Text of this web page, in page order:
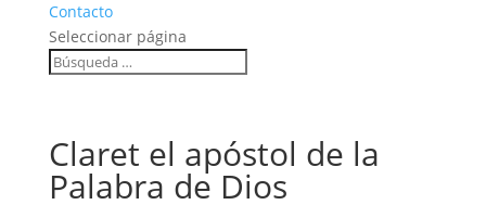
Contacto
Seleccionar página
Claret el apóstol de la
Palabra de Dios